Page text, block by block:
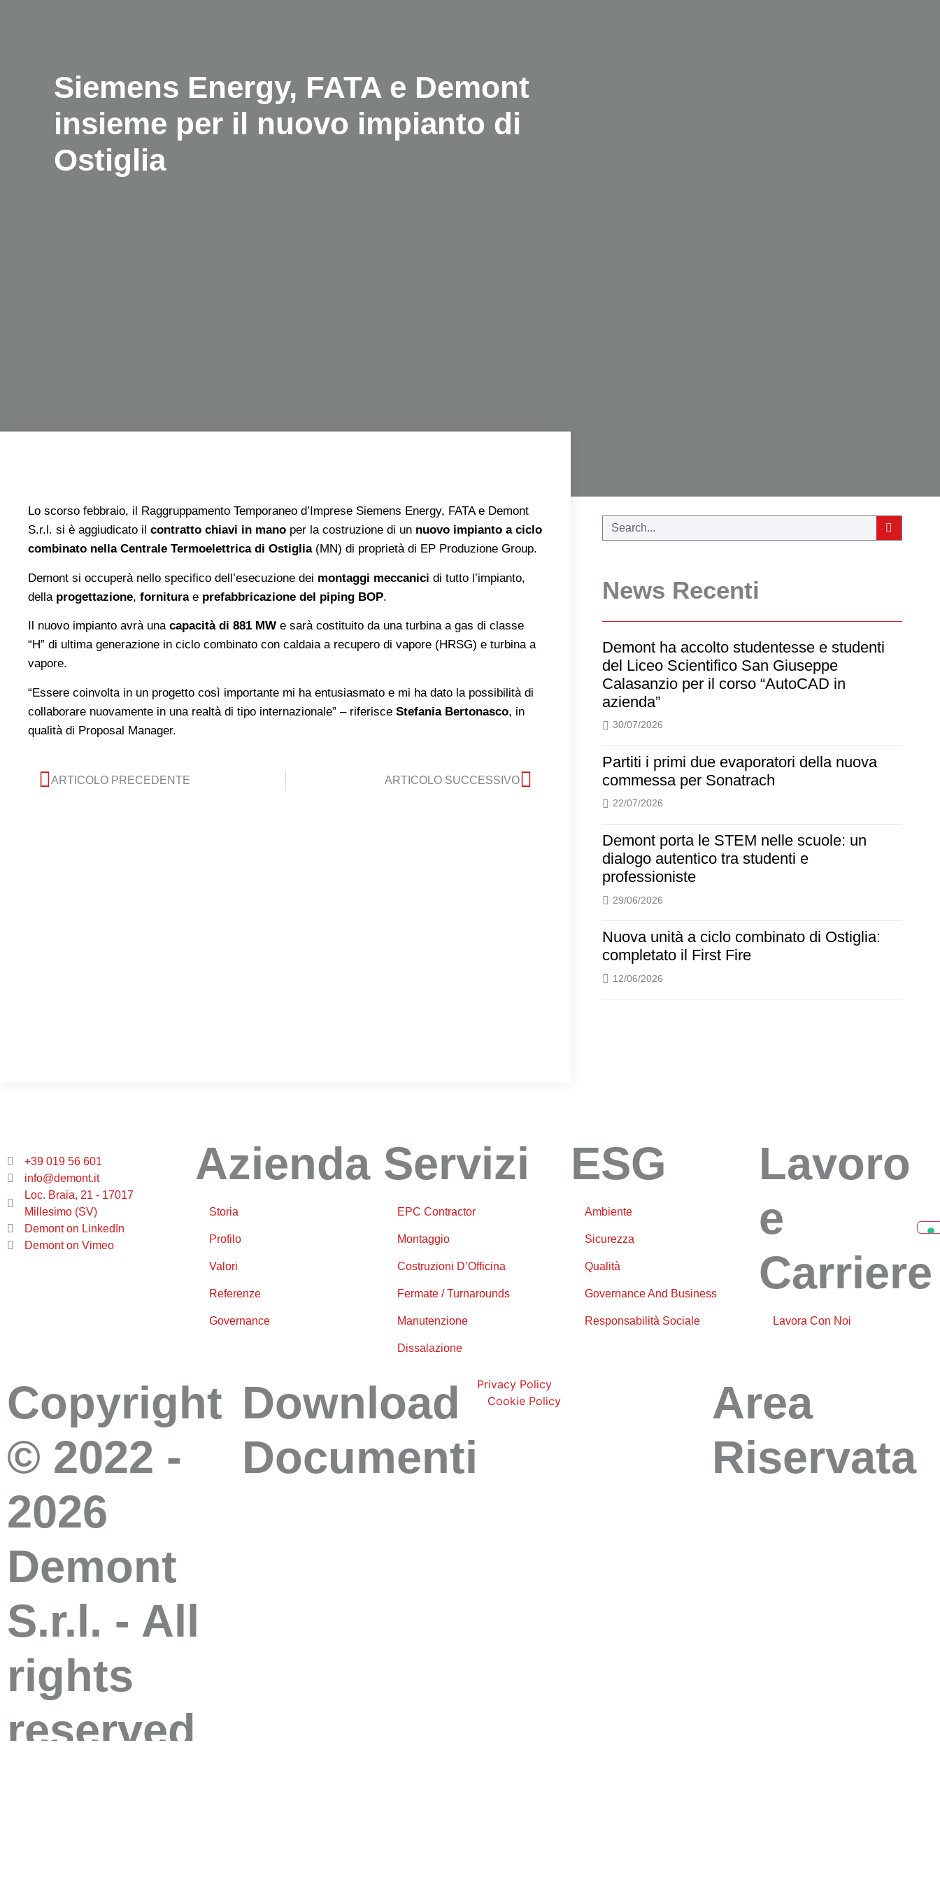
Siemens Energy, FATA e Demont
insieme per il nuovo impianto di
Ostiglia
Lo scorso febbraio, il Raggruppamento Temporaneo d’Imprese Siemens Energy, FATA e Demont
S.r.l. si è aggiudicato il contratto chiavi in mano per la costruzione di un nuovo impianto a ciclo
combinato nella Centrale Termoelettrica di Ostiglia(MN) di proprietà di EP Produzione Group.
Demont si occuperà nello specifico dell’esecuzione dei montaggi meccanici di tutto l’impianto,
della progettazione, forniturae prefabbricazione del piping BOP.
Il nuovo impianto avrà una capacità di 881 MW e sarà costituito da una turbina a gas di classe
“H” di ultima generazione in ciclo combinato con caldaia a recupero di vapore (HRSG) e turbina a
vapore.
“Essere coinvolta in un progetto così importante mi ha entusiasmato e mi ha dato la possibilità di
collaborare nuovamente in una realtà di tipo internazionale” – riferisce Stefania Bertonasco, in
qualità di Proposal Manager.
ARTICOLO PRECEDENTE ARTICOLO SUCCESSIVO
News Recenti
Demont ha accolto studentesse e studenti
del Liceo Scientifico San Giuseppe
Calasanzio per il corso “AutoCAD in
azienda”
30/07/2026
Partiti i primi due evaporatori della nuova
commessa per Sonatrach
22/07/2026
Demont porta le STEM nelle scuole: un
dialogo autentico tra studenti e
professioniste
29/06/2026
Nuova unità a ciclo combinato di Ostiglia:
completato il First Fire
12/06/2026
+39 019 56 601
info@demont.it
Loc. Braia, 21 - 17017
Millesimo (SV)
Demont on LinkedIn
Demont on Vimeo
Azienda
Storia
Profilo
Valori
Referenze
Governance
Servizi
EPC Contractor
Montaggio
Costruzioni D’Officina
Fermate / Turnarounds
Manutenzione
Dissalazione
ESG
Ambiente
Sicurezza
Qualità
Governance And Business
Responsabilità Sociale
Lavoro
e
Carriere
Lavora Con Noi
Copyright
© 2022 -
2026
Demont
S.r.l. - All
rights
reserved
Download
Documenti
Privacy Policy
Cookie Policy
Area
Riservata